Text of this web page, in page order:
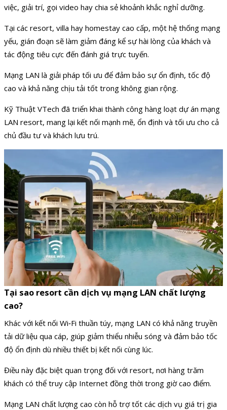
việc, giải trí, gọi video hay chia sẻ khoảnh khắc nghỉ dưỡng.
Tại các resort, villa hay homestay cao cấp, một hệ thống mạng
yếu, gián đoạn sẽ làm giảm đáng kể sự hài lòng của khách và
tác động tiêu cực đến đánh giá trực tuyến.
Mạng LAN là giải pháp tối ưu để đảm bảo sự ổn định, tốc độ
cao và khả năng chịu tải tốt trong không gian rộng.
Kỹ Thuật VTech đã triển khai thành công hàng loạt dự án mạng
LAN resort, mang lại kết nối mạnh mẽ, ổn định và tối ưu cho cả
chủ đầu tư và khách lưu trú.
Tại sao resort cần dịch vụ mạng LAN chất lượng
cao?
Khác với kết nối Wi‑Fi thuần túy, mạng LAN có khả năng truyền
tải dữ liệu qua cáp, giúp giảm thiểu nhiễu sóng và đảm bảo tốc
độ ổn định dù nhiều thiết bị kết nối cùng lúc.
Điều này đặc biệt quan trọng đối với resort, nơi hàng trăm
khách có thể truy cập Internet đồng thời trong giờ cao điểm.
Mạng LAN chất lượng cao còn hỗ trợ tốt các dịch vụ giá trị gia